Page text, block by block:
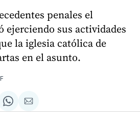
penales el
ejerciendo sus actividades
la iglesia católica de
en el asunto.
Share
on
Compartir
via